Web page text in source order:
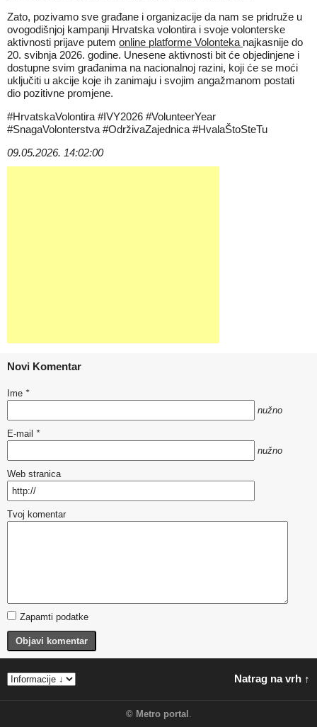
Zato, pozivamo sve građane i organizacije da nam se pridruže u
ovogodišnjoj kampanji Hrvatska volontira i svoje volonterske
aktivnosti prijave putem online platforme Volonteka najkasnije do
20. svibnja 2026. godine. Unesene aktivnosti bit će objedinjene i
dostupne svim građanima na nacionalnoj razini, koji će se moći
uključiti u akcije koje ih zanimaju i svojim angažmanom postati
dio pozitivne promjene.
#HrvatskaVolontira #IVY2026 #VolunteerYear
#SnagaVolonterstva #OdrživaZajednica #HvalaŠtoSteTu
09.05.2026. 14:02:00
Novi Komentar
Ime *
nužno
E-mail *
nužno
Web stranica
Tvoj komentar
Zapamti podatke
Objavi komentar
Natrag na vrh ↑
© Metro portal .